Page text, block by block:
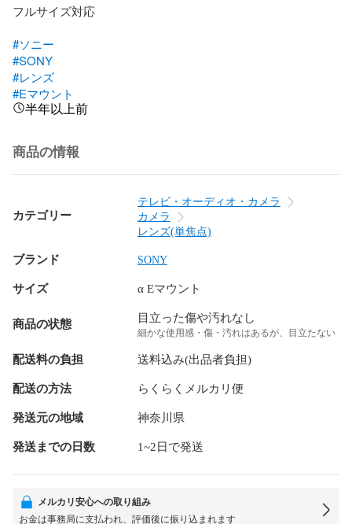
フルサイズ対応
#ソニー
#SONY
#レンズ
#Eマウント
半年以上前
商品の情報
カテゴリー
テレビ・オーディオ・カメラ
カメラ
レンズ(単焦点)
ブランド SONY
サイズ α Eマウント
商品の状態 目立った傷や汚れなし
細かな使用感・傷・汚れはあるが、目立たない
配送料の負担 送料込み(出品者負担)
配送の方法 らくらくメルカリ便
発送元の地域 神奈川県
発送までの日数 1~2日で発送
メルカリ安心への取り組み
お金は事務局に支払われ、評価後に振り込まれます